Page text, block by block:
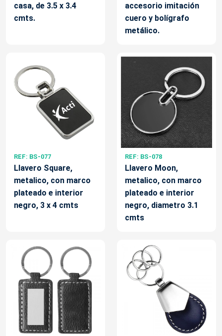
casa, de 3.5 x 3.4
cmts.
accesorio imitación
cuero y bolígrafo
metálico.
REF: BS-077
Llavero Square,
metalico, con marco
plateado e interior
negro, 3 x 4 cmts
REF: BS-078
Llavero Moon,
metalico, con marco
plateado e interior
negro, diametro 3.1
cmts